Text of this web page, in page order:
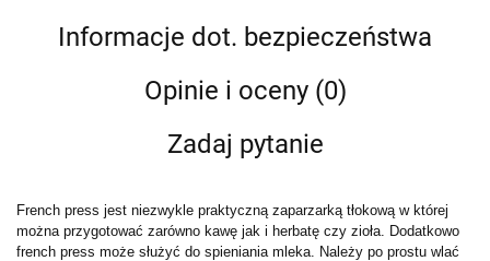
Informacje dot. bezpieczeństwa
Opinie i oceny (0)
Zadaj pytanie
French press jest niezwykle praktyczną zaparzarką tłokową w której
można przygotować zarówno kawę jak i herbatę czy zioła. Dodatkowo
french press może służyć do spieniania mleka. Należy po prostu wlać